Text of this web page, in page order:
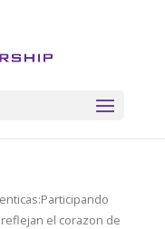
el corazon de